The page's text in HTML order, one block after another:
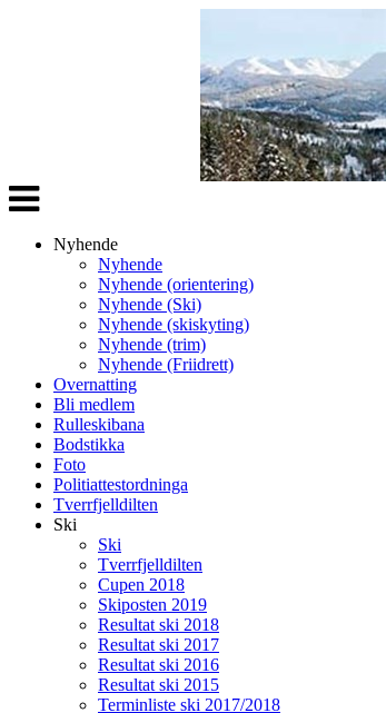
Veksle
navigasjon
Nyhende
Nyhende
Nyhende (orientering)
Nyhende (Ski)
Nyhende (skiskyting)
Nyhende (trim)
Nyhende (Friidrett)
Overnatting
Bli medlem
Rulleskibana
Bodstikka
Foto
Politiattestordninga
Tverrfjelldilten
Ski
Ski
Tverrfjelldilten
Cupen 2018
Skiposten 2019
Resultat ski 2018
Resultat ski 2017
Resultat ski 2016
Resultat ski 2015
Terminliste ski 2017/2018